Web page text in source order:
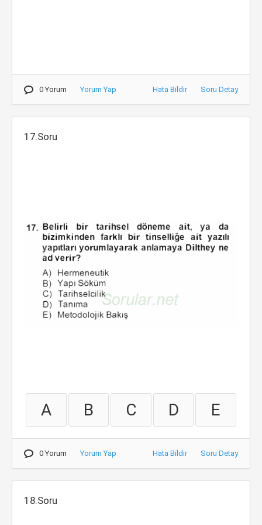
0 Yorum Yorum Yap Hata Bildir Soru Detay
17.Soru
A B C D E
0 Yorum Yorum Yap Hata Bildir Soru Detay
18.Soru